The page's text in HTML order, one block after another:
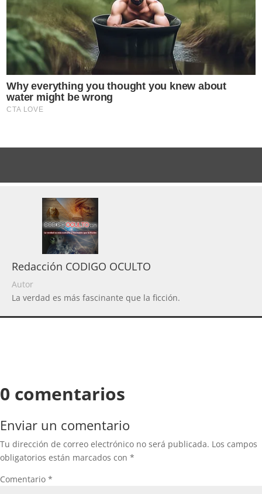
Redacción CODIGO OCULTO
Autor
La verdad es más fascinante que la ficción.
0 comentarios
Enviar un comentario
Tu dirección de correo electrónico no será publicada. Los campos
obligatorios están marcados con *
Comentario *